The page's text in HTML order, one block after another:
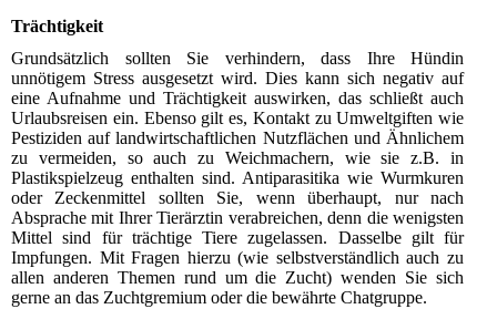
Trächtigkeit
Grundsätzlich sollten Sie verhindern, dass Ihre Hündin
unnötigem Stress ausgesetzt wird. Dies kann sich negativ auf
eine Aufnahme und Trächtigkeit auswirken, das schließt auch
Urlaubsreisen ein. Ebenso gilt es, Kontakt zu Umweltgiften wie
Pestiziden auf landwirtschaftlichen Nutzflächen und Ähnlichem
zu vermeiden, so auch zu Weichmachern, wie sie z.B. in
Plastikspielzeug enthalten sind. Antiparasitika wie Wurmkuren
oder Zeckenmittel sollten Sie, wenn überhaupt, nur nach
Absprache mit Ihrer Tierärztin verabreichen, denn die wenigsten
Mittel sind für trächtige Tiere zugelassen. Dasselbe gilt für
Impfungen. Mit Fragen hierzu (wie selbstverständlich auch zu
allen anderen Themen rund um die Zucht) wenden Sie sich
gerne an das Zuchtgremium oder die bewährte Chatgruppe.